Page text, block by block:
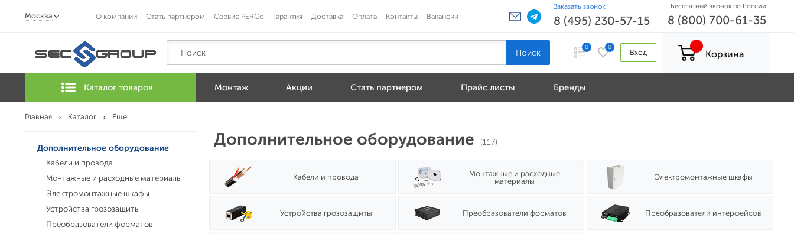
Москва О компании Стать партнером Сервис PERCo Гарантия Доставка Оплата Контакты Вакансии
Заказать звонок
8 (495) 230-57-15
Бесплатный звонок по России
8 (800) 700-61-35
0 0
Вход Корзина
Каталог товаров Монтаж Акции Стать партнером Прайс листы Бренды
Главная Каталог Еще
Дополнительное оборудование
Кабели и провода
Монтажные и расходные материалы
Электромонтажные шкафы
Устройства грозозащиты
Преобразователи форматов
Дополнительное оборудование (117)
Кабели и провода
Монтажные и расходные
материалы
Электромонтажные шкафы
Устройства грозозащиты Преобразователи форматов Преобразователи интерфейсов